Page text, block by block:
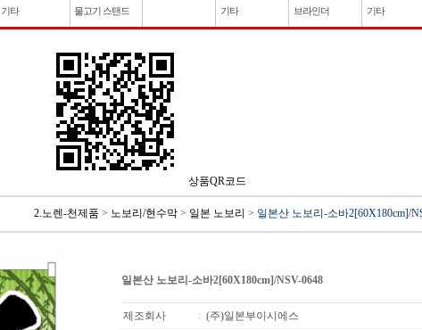
기타 물고기 스탠드 기타 브라인더 기타
상품QR코드
2.노렌-천제품 > 노보리/현수막 > 일본 노보리 > 일본산 노보리-소바2[60X180cm]/
일본산 노보리-소바2[60X180cm]/NSV-0648
제조회사 : (주)일본부이시에스